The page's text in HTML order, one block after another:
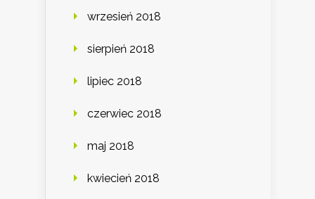
wrzesień 2018
sierpień 2018
lipiec 2018
czerwiec 2018
maj 2018
kwiecień 2018